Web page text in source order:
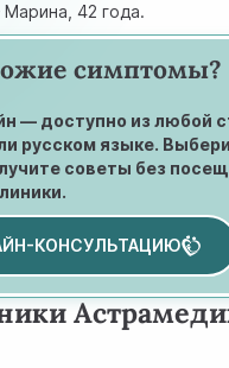
42 года.
симптомы?
— доступно из любой
русском языке.
советы без
КОНСУЛЬТАЦИЮ